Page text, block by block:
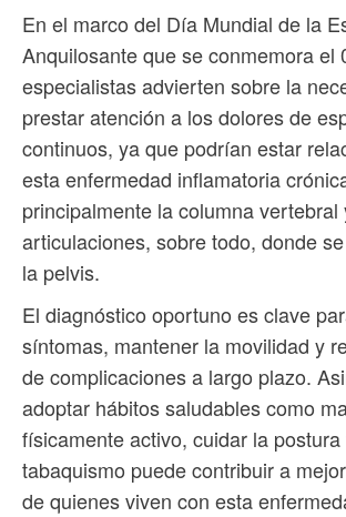
En el marco del Día Mundial de la
Anquilosante que se conmemora el
especialistas advierten sobre la
prestar atención a los dolores de
continuos, ya que podrían estar
esta enfermedad inflamatoria
principalmente la columna vertebral
articulaciones, sobre todo, donde
la pelvis.
El diagnóstico oportuno es clave
síntomas, mantener la movilidad y
de complicaciones a largo plazo.
adoptar hábitos saludables como
físicamente activo, cuidar la
tabaquismo puede contribuir a
de quienes viven con esta